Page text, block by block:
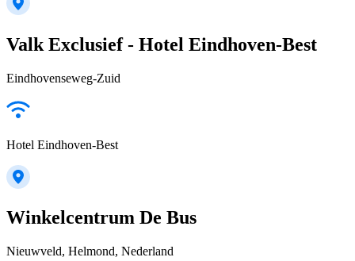
Valk Exclusief - Hotel Eindhoven-Best
Eindhovenseweg-Zuid
Hotel Eindhoven-Best
Winkelcentrum De Bus
Nieuwveld, Helmond, Nederland